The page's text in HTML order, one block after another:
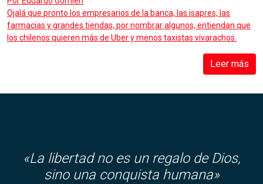
Ojalá que pronto los empresarios de la banca, las isapres, las
farmacias y grandes tiendas, por nombrar algunos, entiendan que
los chilenos quieren más de Uber y menos taxistas vivarachos.
Leer más
«La libertad no es un regalo de Dios,
sino una conquista humana»